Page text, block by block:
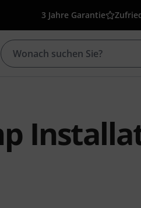
3 Jahre Garantie